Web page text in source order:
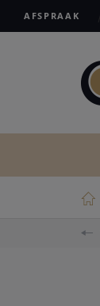
AFSPRAAK